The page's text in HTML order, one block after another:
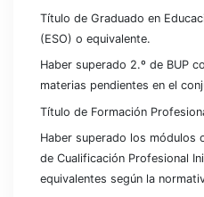
Título de Graduado en
(ESO) o equivalente.​
Haber superado 2.º de BUP
materias pendientes en el
Título de Formación
Haber superado los módulos
de Cualificación Profesional
equivalentes según la